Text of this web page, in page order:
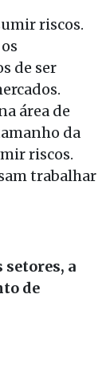
riscos.
de ser
área de
da
riscos.
trabalhar
setores, a
de